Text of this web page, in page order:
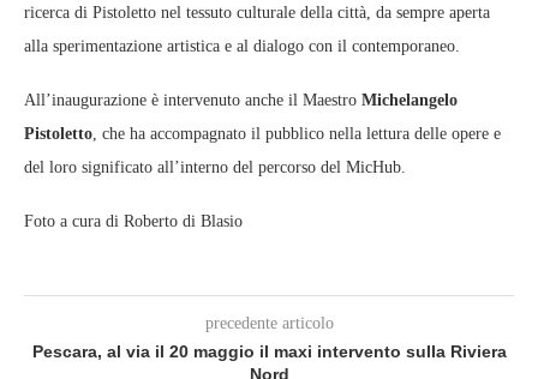
ricerca di Pistoletto nel tessuto culturale della città, da sempre aperta
alla sperimentazione artistica e al dialogo con il contemporaneo.
All’inaugurazione è intervenuto anche il Maestro Michelangelo
Pistoletto, che ha accompagnato il pubblico nella lettura delle opere e
del loro significato all’interno del percorso del MicHub.
Foto a cura di Roberto di Blasio
precedente articolo
Pescara, al via il 20 maggio il maxi intervento sulla Riviera
Nord